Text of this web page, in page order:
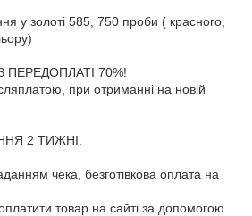
у золотi 585, 750 проби ( красного,
70%!
при отриманні на новій
2 ТИЖНI.
чека, безготівкова оплата на
товар на сайті за допомогою